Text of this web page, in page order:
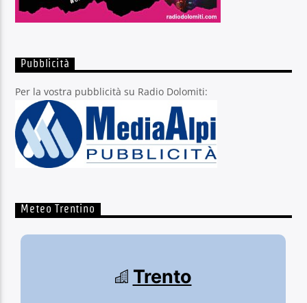
Pubblicità
Per la vostra pubblicità su Radio Dolomiti:
Meteo Trentino